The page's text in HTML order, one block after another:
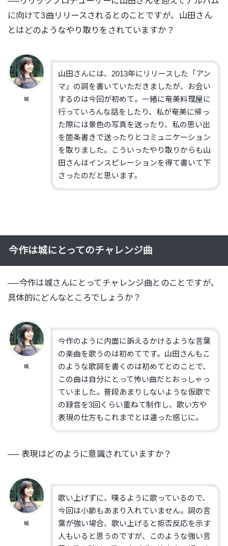
に向けて3曲 リリースされるとのことですが、 山田さん
とはどのようなやり取りをされていますか？
城
山田さんには、2013年にリリースした「アン
マ」の詞を書いていただきましたが、お会い
するのは今回が初めて。一緒に奄美料理屋に
行っていろんな話をしたり、私が奄美に帰っ
た際には景色の写真を送ったり、私の思い出
を箇条書きで送ったりとコミュニケーション
を取りました。こういったやり取りからも山
田さんはインスピレーションを得て書いて下
さったのだと思います。
今作は城にとってのチャレンジ曲
──今作は城さんにとってチャレンジ曲とのことですが、
具体的にどんなところでしょうか？
城
今作のように内面に訴えるかけるような言葉
の楽曲を歌うのは初めてです。山田さんもこ
のような歌詞を書くのは初めてとのことで、
この曲は自分にとって怖い曲だとおっしゃっ
ていました。普段あまりしないような仮歌で
の録音を3回くらい重ねて制作し、歌い方や
表現の仕方もこれまでとは違った感じに。
── 表現はどのように意識されていますか？
城
歌い上げずに、喋るように歌っているので、
今回は小節もあまり入れていません。詞の言
葉が強い場合、歌い上げると拒否反応を示す
人もいると思うのですが、このような強い言